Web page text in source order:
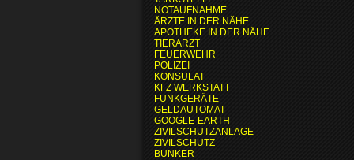
NOTAUFNAHME
ÄRZTE IN DER NÄHE
APOTHEKE IN DER NÄHE
TIERARZT
FEUERWEHR
POLIZEI
KONSULAT
KFZ WERKSTATT
FUNKGERÄTE
GELDAUTOMAT
GOOGLE-EARTH
ZIVILSCHUTZANLAGE
ZIVILSCHUTZ
BUNKER